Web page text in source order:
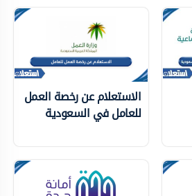
الاستعلام عن رخصة العمل
للعامل في السعودية